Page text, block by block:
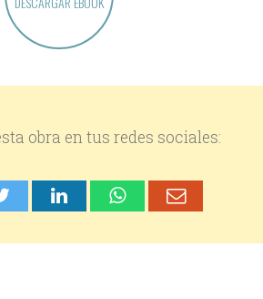
obra en tus redes sociales: